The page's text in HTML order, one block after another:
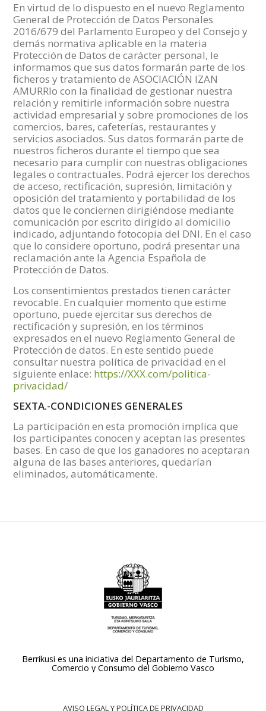
En virtud de lo dispuesto en el nuevo Reglamento
General de Protección de Datos Personales
2016/679 del Parlamento Europeo y del Consejo y
demás normativa aplicable en la materia
Protección de Datos de carácter personal, le
informamos que sus datos formarán parte de los
ficheros y tratamiento de ASOCIACIÓN IZAN
AMURRIo con la finalidad de gestionar nuestra
relación y remitirle información sobre nuestra
actividad empresarial y sobre promociones de los
comercios, bares, cafeterías, restaurantes y
servicios asociados. Sus datos formarán parte de
nuestros ficheros durante el tiempo que sea
necesario para cumplir con nuestras obligaciones
legales o contractuales. Podrá ejercer los derechos
de acceso, rectificación, supresión, limitación y
oposición del tratamiento y portabilidad de los
datos que le conciernen dirigiéndose mediante
comunicación por escrito dirigido al domicilio
indicado, adjuntando fotocopia del DNI. En el caso
que lo considere oportuno, podrá presentar una
reclamación ante la Agencia Española de
Protección de Datos.
Los consentimientos prestados tienen carácter
revocable. En cualquier momento que estime
oportuno, puede ejercitar sus derechos de
rectificación y supresión, en los términos
expresados en el nuevo Reglamento General de
Protección de datos. En este sentido puede
consultar nuestra política de privacidad en el
siguiente enlace: https://XXX.com/politica-
privacidad/
SEXTA.-CONDICIONES GENERALES
La participación en esta promoción implica que
los participantes conocen y aceptan las presentes
bases. En caso de que los ganadores no aceptaran
alguna de las bases anteriores, quedarían
eliminados, automáticamente.
Berrikusi es una iniciativa del Departamento de Turismo,
Comercio y Consumo del Gobierno Vasco
AVISO LEGAL Y POLÍTICA DE PRIVACIDAD